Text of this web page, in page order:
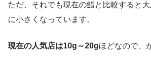
ただ、それでも現在の鮨と比較すると
に小さくなっています。
現在の人気店は10g～20gほどなので、